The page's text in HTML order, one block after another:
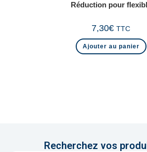
Réduction pour
7,30€ TTC
Ajouter au panier
Recherchez vos